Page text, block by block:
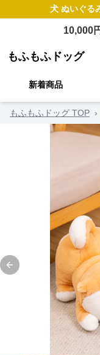
犬 ぬいぐる
10,000
もふもふドッグ
新着商品
もふもふドッグ TOP ›
Previous slide